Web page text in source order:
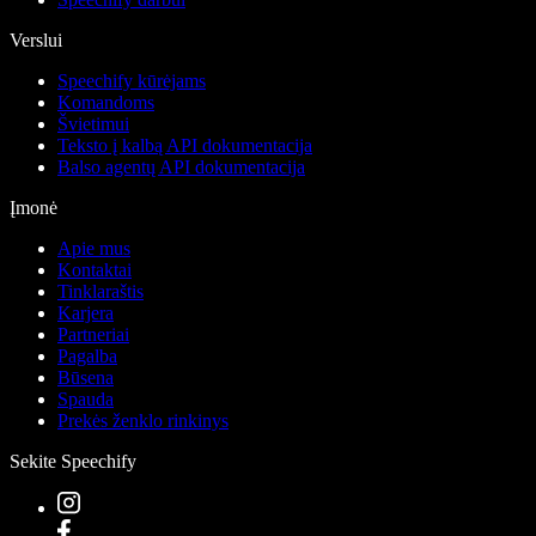
Verslui
Speechify kūrėjams
Komandoms
Švietimui
Teksto į kalbą API dokumentacija
Balso agentų API dokumentacija
Įmonė
Apie mus
Kontaktai
Tinklaraštis
Karjera
Partneriai
Pagalba
Būsena
Spauda
Prekės ženklo rinkinys
Sekite Speechify